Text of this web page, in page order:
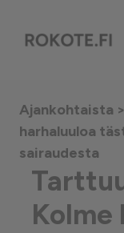
Ajankohtaista
harhaluuloa
sairaudesta
Kolme